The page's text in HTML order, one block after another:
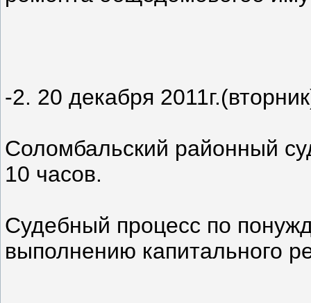
-2. 20 декабря
Соломбальский районный
10 часов.
Судебный процесс по
выполнению капитального